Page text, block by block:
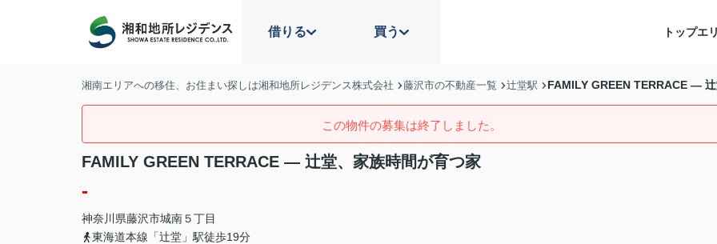
借りる 買う トップエ
湘南エリアへの移住、お住まい探しは湘和地所レジデンス株式会社 藤沢市の不動産一覧 辻堂駅 FAMILY GREEN TERRACE —
この物件の募集は終了しました。
FAMILY GREEN TERRACE — 辻堂、家族時間が育つ家
-
神奈川県藤沢市城南５丁目
東海道本線「辻堂」駅徒歩19分